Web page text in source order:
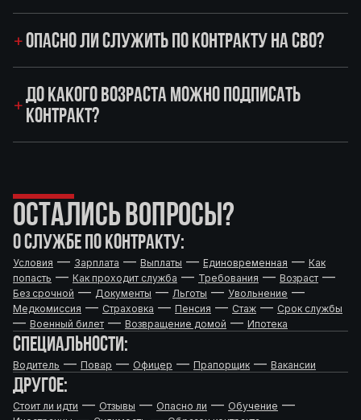
ОПАСНО ЛИ СЛУЖИТЬ ПО КОНТРАКТУ НА СВО?
ДО КАКОГО ВОЗРАСТА МОЖНО ПОДПИСАТЬ
КОНТРАКТ?
ОСТАЛИСЬ ВОПРОСЫ?
О СЛУЖБЕ ПО КОНТРАКТУ:
Условия — Зарплата — Выплаты — Единовременная — Как
попасть — Как проходит служба — Требования — Возраст —
Без срочной — Документы — Льготы — Увольнение —
Медкомиссия — Страховка — Пенсия — Стаж — Срок службы
— Военный билет — Возвращение домой — Ипотека
СПЕЦИАЛЬНОСТИ:
Водитель — Повар — Офицер — Прапорщик — Вакансии
ДРУГОЕ:
Стоит ли идти — Отзывы — Опасно ли — Обучение —